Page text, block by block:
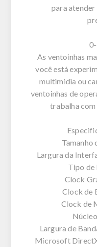
para
As ventoinhas
você está
multimidia ou
ventoinhas de
trabalha com
Tamanho
Largura da
Tipo de
Clock
Clock de
Clock de
Largura de
Microsoft